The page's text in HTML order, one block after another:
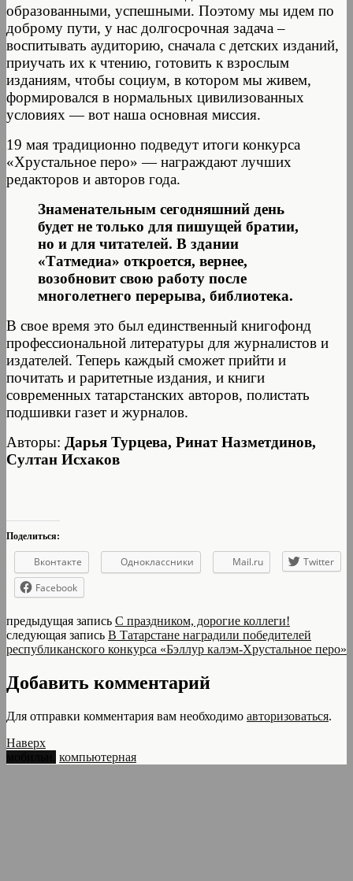
образованными, успешными. Поэтому мы идем по
доброму пути, у нас долгосрочная задача –
воспитывать аудиторию, сначала с детских изданий,
приучать их к чтению, готовить к взрослым
изданиям, чтобы социум, в котором мы живем,
формировался в нормальных цивилизованных
условиях — вот наша основная миссия.
19 мая традиционно подведут итоги конкурса
«Хрустальное перо» — награждают лучших
редакторов и авторов года.
Знаменательным сегодняшний день
будет не только для пишущей братии,
но и для читателей. В здании
«Татмедиа» откроется, вернее,
возобновит свою работу после
многолетнего перерыва, библиотека.
В свое время это был единственный книгофонд
профессиональной литературы для журналистов и
издателей. Теперь каждый сможет прийти и
почитать и раритетные издания, и книги
современных татарстанских авторов, полистать
подшивки газет и журналов.
Авторы: Дарья Турцева, Ринат Назметдинов,
Султан Исхаков
Поделиться:
Вконтакте Одноклассники Mail.ru
Twitter
Facebook
предыдущая запись С праздником, дорогие коллеги!
следующая запись В Татарстане наградили победителей
республиканского конкурса «Бэллур калэм-Хрустальное перо»
Добавить комментарий
Для отправки комментария вам необходимо авторизоваться.
Наверх
компьютерная